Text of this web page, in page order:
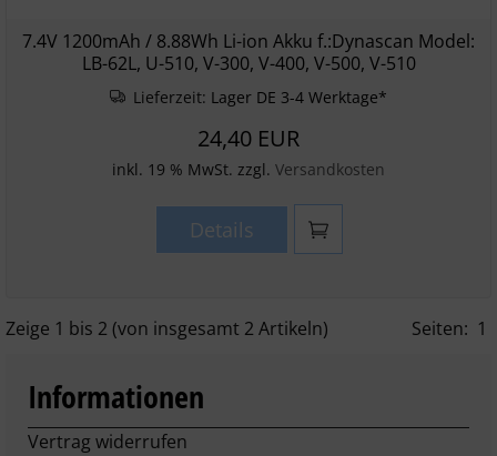
7.4V 1200mAh / 8.88Wh Li-ion Akku f.:Dynascan Model:
LB-62L, U-510, V-300, V-400, V-500, V-510
Lieferzeit: Lager DE 3-4 Werktage*
24,40 EUR
inkl. 19 % MwSt. zzgl. Versandkosten
Details
Zeige 1 bis 2 (von insgesamt 2 Artikeln) Seiten: 1
Informationen
Vertrag widerrufen